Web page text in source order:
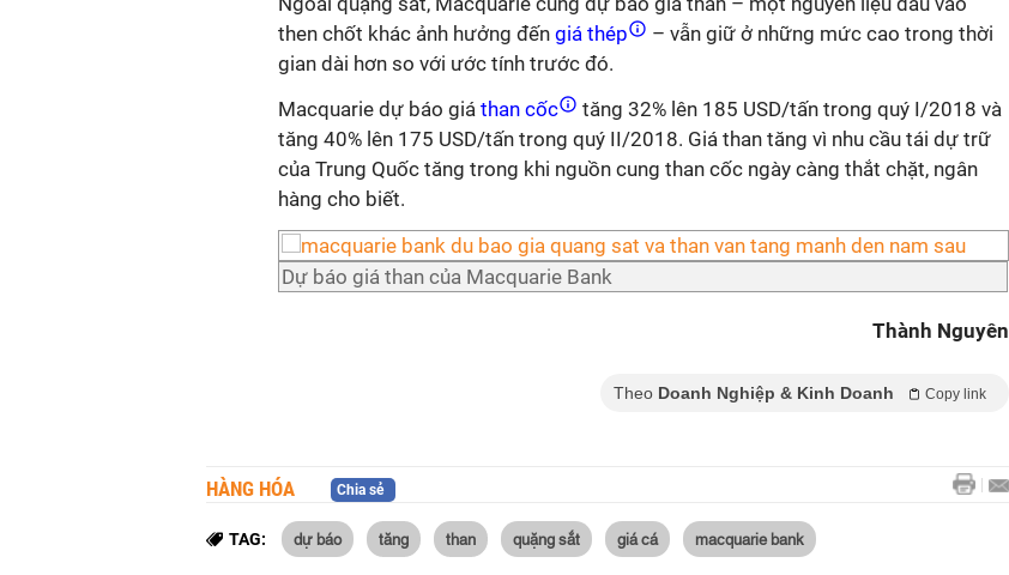
then chốt khác ảnh hưởng đến giá thép
– vẫn giữ ở những mức cao trong thời
gian dài hơn so với ước tính trước đó.
Macquarie dự báo giá than cốc
tăng 32% lên 185 USD/tấn trong quý I/2018 và
tăng 40% lên 175 USD/tấn trong quý II/2018. Giá than tăng vì nhu cầu tái dự trữ
của Trung Quốc tăng trong khi nguồn cung than cốc ngày càng thắt chặt, ngân
hàng cho biết.
Dự báo giá than của Macquarie Bank
Thành Nguyên
Theo Doanh Nghiệp & Kinh Doanh Copy link
HÀNG HÓA Chia sẻ
TAG: dự báo tăng than quặng sắt giá cá macquarie bank